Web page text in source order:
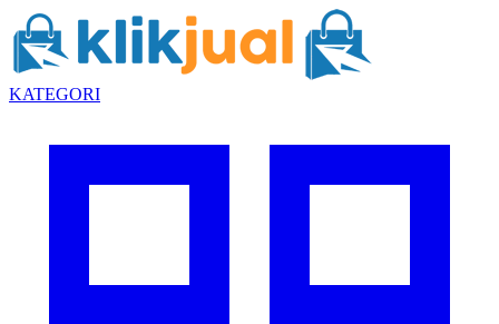
KATEGORI